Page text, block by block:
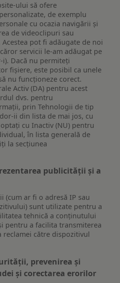
ului să ofere
de exemplu
cu ocazia navigării și
de videoclipuri sau
pot fi adăugate de noi
servicii le-am adăugat pe
Dacă nu permiteți
fișiere, este posibil ca unele
nu funcționeze corect.
Activ (DA) pentru acest
dvs. pentru
prin Tehnologii de tip
ii din lista de mai jos, cu
cu Inactiv (NU) pentru
în lista generală de
la secțiunea
publicității și a
(cum ar fi o adresă IP sau
sunt utilizate pentru a
tehnică a conținutului
pentru a facilita transmiterea
reclamei către dispozitivul
prevenirea și
și corectarea erorilor